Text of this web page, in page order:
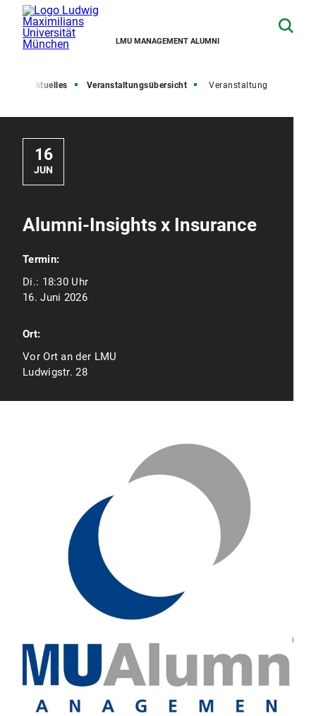
LMU MANAGEMENT ALUMNI
Aktuelles Veranstaltungsübersicht Veranstaltung
16
JUN
Alumni-Insights x Insurance
Termin:
Di.: 18:30 Uhr
16. Juni 2026
Ort:
Vor Ort an der LMU
Ludwigstr. 28